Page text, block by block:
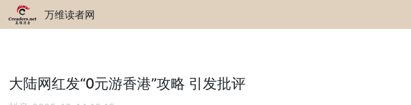
万维读者网
大陆网红发“0元游香港”攻略 引发批评